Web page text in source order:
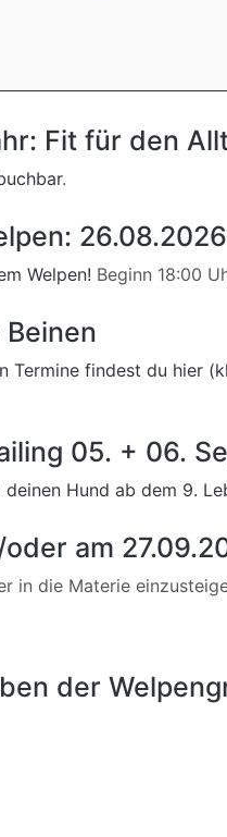
Fit für den
.
26.08.2026
Welpen! Beginn 18:00
Termine findest du hier
05. + 06.
Hund ab dem 9.
am
in die Materie
der